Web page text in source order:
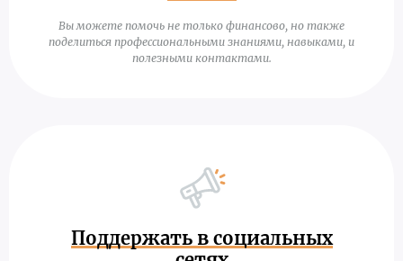
Вы можете помочь не только финансово, но также
поделиться профессиональными знаниями, навыками, и
полезными контактами.
Поддержать в социальных